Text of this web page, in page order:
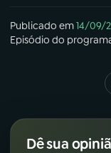
Publicado em14/09/
Episódio do
Dê sua